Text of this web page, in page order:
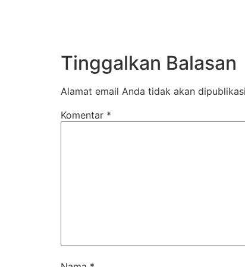
Tinggalkan Balasan
Alamat email Anda tidak akan
Komentar *